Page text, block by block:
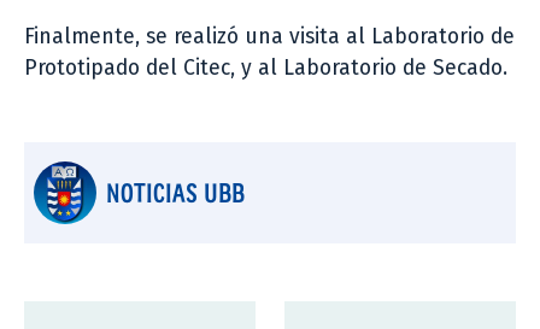
Finalmente, se realizó una visita al Laboratorio de
Prototipado del Citec, y al Laboratorio de Secado.
NOTICIAS UBB